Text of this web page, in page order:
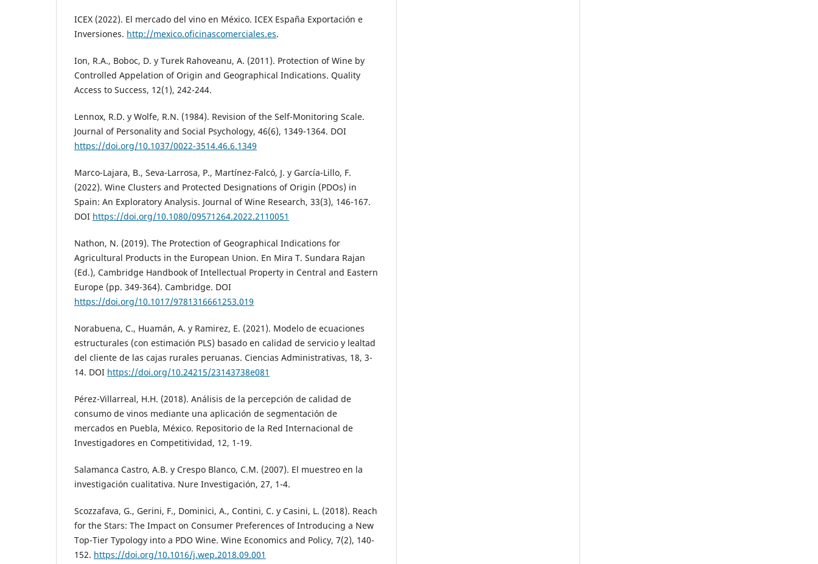
ICEX (2022). El mercado del vino en México. ICEX España Exportación e
Inversiones. http://mexico.oficinascomerciales.es.
Ion, R.A., Boboc, D. y Turek Rahoveanu, A. (2011). Protection of Wine by
Controlled Appelation of Origin and Geographical Indications. Quality
Access to Success, 12(1), 242-244.
Lennox, R.D. y Wolfe, R.N. (1984). Revision of the Self-Monitoring Scale.
Journal of Personality and Social Psychology, 46(6), 1349-1364. DOI
https://doi.org/10.1037/0022-3514.46.6.1349
Marco-Lajara, B., Seva-Larrosa, P., Martínez-Falcó, J. y García-Lillo, F.
(2022). Wine Clusters and Protected Designations of Origin (PDOs) in
Spain: An Exploratory Analysis. Journal of Wine Research, 33(3), 146-167.
DOI https://doi.org/10.1080/09571264.2022.2110051
Nathon, N. (2019). The Protection of Geographical Indications for
Agricultural Products in the European Union. En Mira T. Sundara Rajan
(Ed.), Cambridge Handbook of Intellectual Property in Central and Eastern
Europe (pp. 349-364). Cambridge. DOI
https://doi.org/10.1017/9781316661253.019
Norabuena, C., Huamán, A. y Ramirez, E. (2021). Modelo de ecuaciones
estructurales (con estimación PLS) basado en calidad de servicio y lealtad
del cliente de las cajas rurales peruanas. Ciencias Administrativas, 18, 3-
14. DOI https://doi.org/10.24215/23143738e081
Pérez-Villarreal, H.H. (2018). Análisis de la percepción de calidad de
consumo de vinos mediante una aplicación de segmentación de
mercados en Puebla, México. Repositorio de la Red Internacional de
Investigadores en Competitividad, 12, 1-19.
Salamanca Castro, A.B. y Crespo Blanco, C.M. (2007). El muestreo en la
investigación cualitativa. Nure Investigación, 27, 1-4.
Scozzafava, G., Gerini, F., Dominici, A., Contini, C. y Casini, L. (2018). Reach
for the Stars: The Impact on Consumer Preferences of Introducing a New
Top-Tier Typology into a PDO Wine. Wine Economics and Policy, 7(2), 140-
152. https://doi.org/10.1016/j.wep.2018.09.001